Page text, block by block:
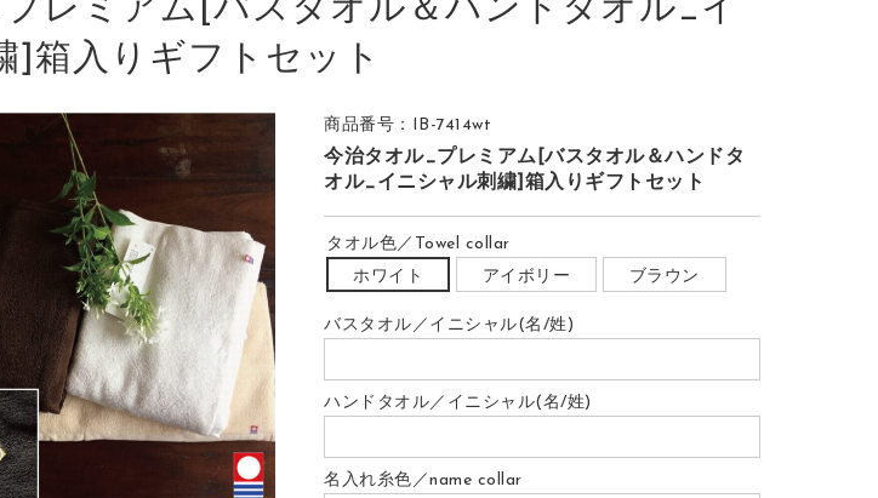
レミアム[バスタオル＆ハンドタオル_イ
]箱入りギフトセット
商品番号：IB-7414wt
今治タオル_プレミアム[バスタオル＆ハンドタ
オル_イニシャル刺繍]箱入りギフトセット
タオル色／Towel collar
ホワイト
アイボリー ブラウン
バスタオル／イニシャル(名/姓)
ハンドタオル／イニシャル(名/姓)
名入れ糸色／name collar